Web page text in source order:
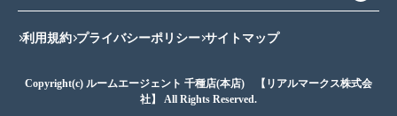
利用規約 プライバシーポリシー サイトマップ
Copyright(c) ルームエージェント 千種店(本店) 【リアルマークス株式会
社】 All Rights Reserved.